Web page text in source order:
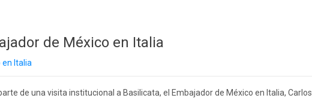
de México en Italia
en Italia
de una visita institucional a Basilicata, el Embajador de México en Italia, Carlos